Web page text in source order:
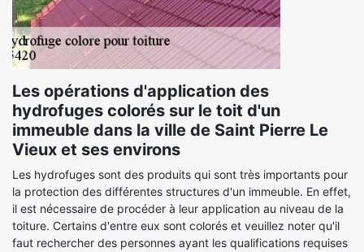
Les opérations d'application des
hydrofuges colorés sur le toit d'un
immeuble dans la ville de Saint Pierre Le
Vieux et ses environs
Les hydrofuges sont des produits qui sont très importants pour
la protection des différentes structures d'un immeuble. En effet,
il est nécessaire de procéder à leur application au niveau de la
toiture. Certains d'entre eux sont colorés et veuillez noter qu'il
faut rechercher des personnes ayant les qualifications requises